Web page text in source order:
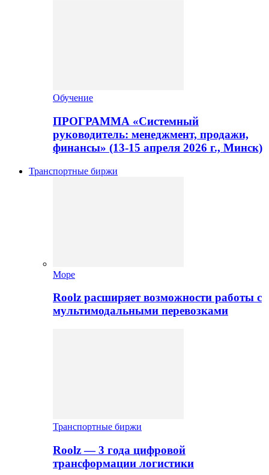
Обучение
ПРОГРАММА «Системный
руководитель: менеджмент, продажи,
финансы» (13-15 апреля 2026 г., Минск)
Транспортные биржи
Море
Roolz расширяет возможности работы с
мультимодальными перевозками
Транспортные биржи
Roolz — 3 года цифровой
трансформации логистики